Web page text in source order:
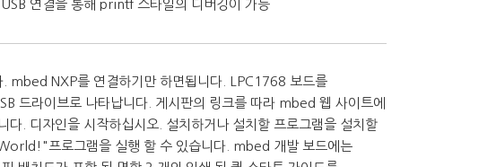
연결을 통해 printf 스타일의 디버깅이 가능
mbed NXP를 연결하기만 하면됩니다. LPC1768 보드를
드라이브로 나타납니다. 게시판의 링크를 따라 mbed 웹 사이트에
다. 디자인을 시작하십시오. 설치하거나 설치할 프로그램을 설치할
프로그램을 실행 할 수 있습니다. mbed 개발 보드에는